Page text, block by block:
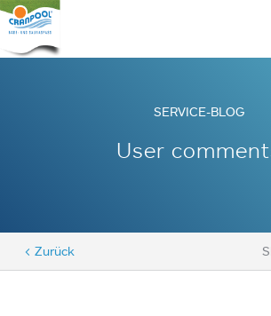
SERVICE-BLOG
User
< Zurück